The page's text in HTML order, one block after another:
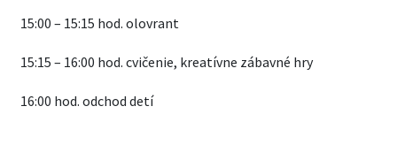
15:00 – 15:15 hod. olovrant
15:15 – 16:00 hod. cvičenie, kreatívne zábavné hry
16:00 hod. odchod detí